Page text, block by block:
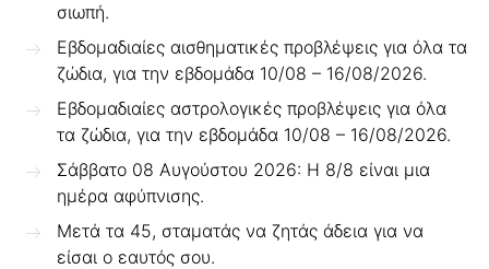
σιωπή.
Εβδομαδιαίες αισθηματικές προβλέψεις για όλα τα
ζώδια, για την εβδομάδα 10/08 – 16/08/2026.
Εβδομαδιαίες αστρολογικές προβλέψεις για όλα
τα ζώδια, για την εβδομάδα 10/08 – 16/08/2026.
Σάββατο 08 Αυγούστου 2026: Η 8/8 είναι μια
ημέρα αφύπνισης.
Μετά τα 45, σταματάς να ζητάς άδεια για να
είσαι ο εαυτός σου.